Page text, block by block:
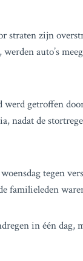
straten zijn
auto’s
werd getroffen
nadat de
tegen
familieleden
in één dag,